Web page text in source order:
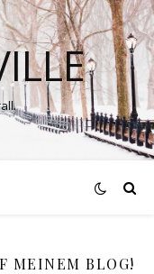
MEINEM BLOG!